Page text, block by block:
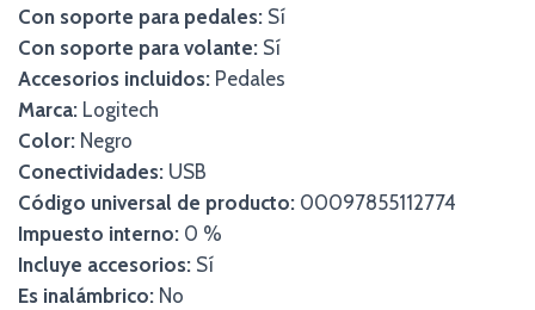
Con soporte para pedales: Sí
Con soporte para volante: Sí
Accesorios incluidos: Pedales
Marca: Logitech
Color: Negro
Conectividades: USB
Código universal de producto: 00097855112774
Impuesto interno: 0 %
Incluye accesorios: Sí
Es inalámbrico: No